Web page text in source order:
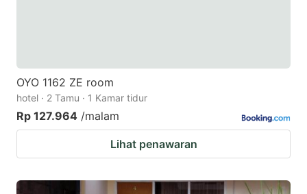
OYO 1162 ZE room
hotel · 2 Tamu · 1 Kamar tidur
Rp 127.964 /malam
Lihat penawaran